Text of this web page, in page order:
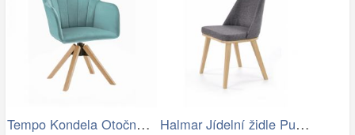
Tempo Kondela Otočné křeslo DALIO -… Halmar Jídelní židle Pueblo - dub…